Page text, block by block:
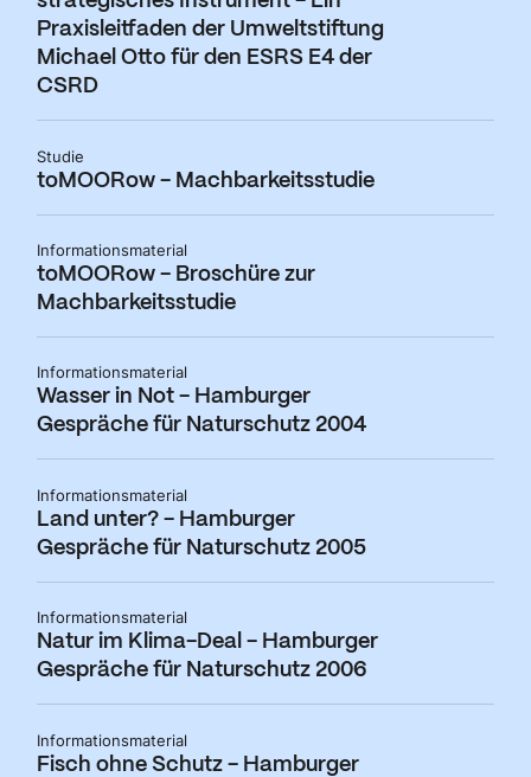
Praxisleitfaden der Umweltstiftung
Michael Otto für den ESRS E4 der
CSRD
Studie
toMOORow - Machbarkeitsstudie
Informationsmaterial
toMOORow - Broschüre zur
Machbarkeitsstudie
Informationsmaterial
Wasser in Not - Hamburger
Gespräche für Naturschutz 2004
Informationsmaterial
Land unter? - Hamburger
Gespräche für Naturschutz 2005
Informationsmaterial
Natur im Klima-Deal - Hamburger
Gespräche für Naturschutz 2006
Informationsmaterial
Fisch ohne Schutz - Hamburger